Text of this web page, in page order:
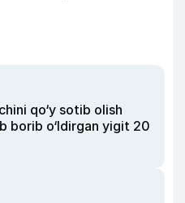
qo‘y sotib olish
borib o‘ldirgan yigit 20